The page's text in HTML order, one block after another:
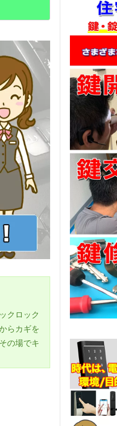
クロック
らカギを
の場でキ